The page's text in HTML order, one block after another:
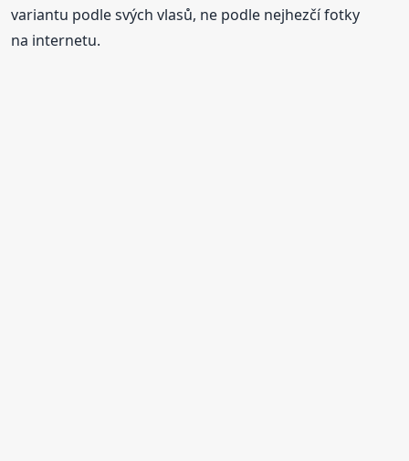
variantu podle svých vlasů, ne podle nejhezčí fotky
na internetu.